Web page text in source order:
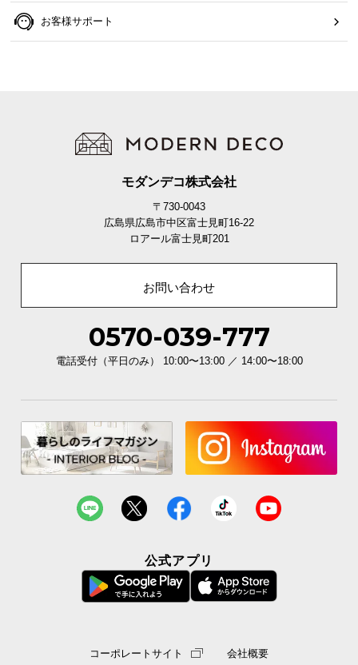
お客様サポート
モダンデコ株式会社
〒730-0043
広島県広島市中区富士見町16-22
ロアール富士見町201
お問い合わせ
0570-039-777
電話受付（平日のみ） 10:00〜13:00 ／ 14:00〜18:00
公式アプリ
コーポレートサイト 会社概要